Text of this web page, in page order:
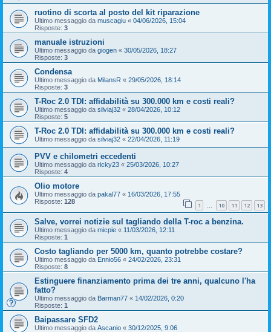
ruotino di scorta al posto del kit riparazione
Ultimo messaggio da muscagiu « 04/06/2026, 15:04
Risposte: 3
manuale istruzioni
Ultimo messaggio da giogen « 30/05/2026, 18:27
Risposte: 3
Condensa
Ultimo messaggio da MilansR « 29/05/2026, 18:14
Risposte: 3
T-Roc 2.0 TDI: affidabilità su 300.000 km e costi reali?
Ultimo messaggio da silviaj32 « 28/04/2026, 10:12
Risposte: 5
T-Roc 2.0 TDI: affidabilità su 300.000 km e costi reali?
Ultimo messaggio da silviaj32 « 22/04/2026, 11:19
PVV e chilometri eccedenti
Ultimo messaggio da ricky23 « 25/03/2026, 10:27
Risposte: 4
Olio motore
Ultimo messaggio da pakal77 « 16/03/2026, 17:55
Risposte: 128 1 … 10 11 12 13
Salve, vorrei notizie sul tagliando della T-roc a benzina.
Ultimo messaggio da micpie « 11/03/2026, 12:11
Risposte: 1
Costo tagliando per 5000 km, quanto potrebbe costare?
Ultimo messaggio da Ennio56 « 24/02/2026, 23:31
Risposte: 8
Estinguere finanziamento prima dei tre anni, qualcuno l'ha
fatto?
Ultimo messaggio da Barman77 « 14/02/2026, 0:20
Risposte: 1
Baipassare SFD2
Ultimo messaggio da Ascanio « 30/12/2025, 9:06